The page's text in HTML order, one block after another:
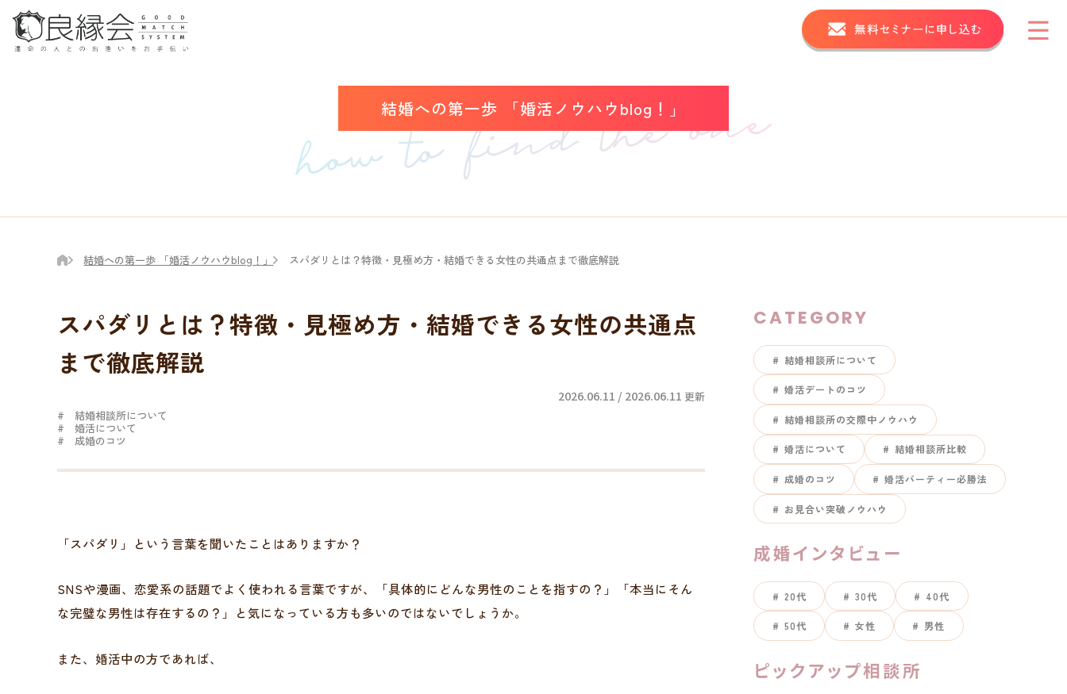
結婚への第一歩 「婚活ノウハウblog！」
結婚への第一歩 「婚活ノウハウblog！」 スパダリとは？特徴・見極め方・結婚できる女性の共通点まで徹底解説
スパダリとは？特徴・見極め方・結婚できる女性の共通点
まで徹底解説
2026.06.11 / 2026.06.11 更新
結婚相談所について
婚活について
成婚のコツ
「スパダリ」という言葉を聞いたことはありますか？
SNSや漫画、恋愛系の話題でよく使われる言葉ですが、「具体的にどんな男性のことを指すの？」「本当にそん
な完璧な男性は存在するの？」と気になっている方も多いのではないでしょうか。
また、婚活中の方であれば、
CATEGORY
結婚相談所について
婚活デートのコツ
結婚相談所の交際中ノウハウ
婚活について 結婚相談所比較
成婚のコツ 婚活パーティー必勝法
お見合い突破ノウハウ
成婚インタビュー
20代 30代 40代
50代 女性 男性
ピックアップ相談所